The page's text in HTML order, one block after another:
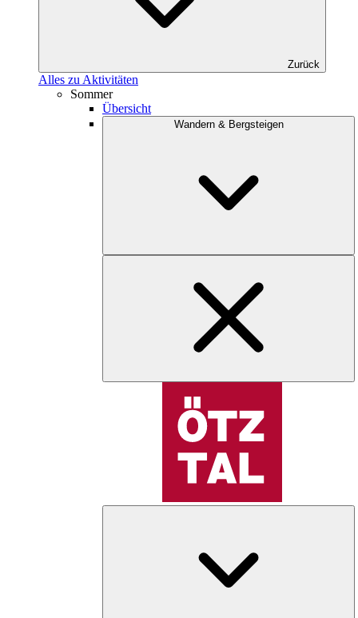
Zurück
Alles zu Aktivitäten
Sommer
Übersicht
Wandern & Bergsteigen